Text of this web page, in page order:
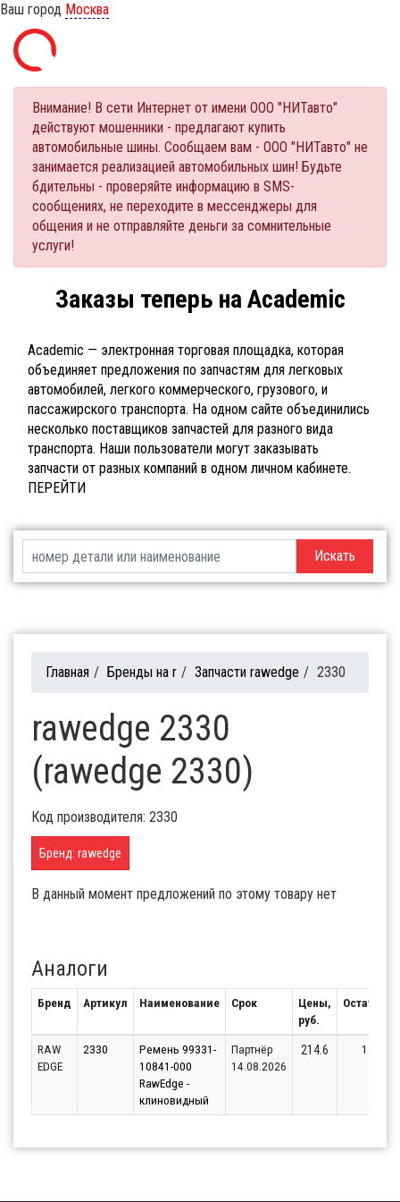
Ваш город Москва
Внимание! В сети Интернет от имени ООО "НИТавто"
действуют мошенники - предлагают купить
автомобильные шины. Сообщаем вам - ООО "НИТавто" не
занимается реализацией автомобильных шин! Будьте
бдительны - проверяйте информацию в SMS-
сообщениях, не переходите в мессенджеры для
общения и не отправляйте деньги за сомнительные
услуги!
Заказы теперь на Academic
Academic — электронная торговая площадка, которая
объединяет предложения по запчастям для легковых
автомобилей, легкого коммерческого, грузового, и
пассажирского транспорта. На одном сайте объединились
несколько поставщиков запчастей для разного вида
транспорта. Наши пользователи могут заказывать
запчасти от разных компаний в одном личном кабинете.
ПЕРЕЙТИ
Искать
Главная / Бренды на r / Запчасти rawedge / 2330
rawedge 2330
(rawedge 2330)
Код производителя: 2330
Бренд: rawedge
В данный момент предложений по этому товару нет
Аналоги
Бренд Артикул Наименование Срок
Цены,
руб.
Остаток
RAW
EDGE
2330
Ремень 99331-
10841-000
RawEdge -
клиновидный
Партнёр
14.08.2026
214.6 1